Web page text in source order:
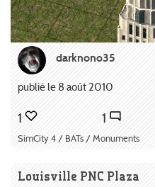
darknono35
publié le 8 août 2010
1 1
SimCity 4 / BATs / Monuments
Louisville PNC Plaza